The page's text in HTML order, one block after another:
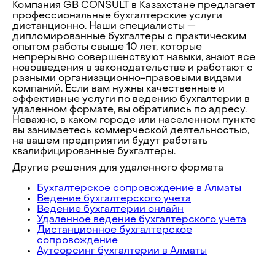
Компания GB CONSULT в Казахстане предлагает
профессиональные бухгалтерские услуги
дистанционно. Наши специалисты —
дипломированные бухгалтеры с практическим
опытом работы свыше 10 лет, которые
непрерывно совершенствуют навыки, знают все
нововведения в законодательстве и работают с
разными организационно-правовыми видами
компаний. Если вам нужны качественные и
эффективные услуги по ведению бухгалтерии в
удаленном формате, вы обратились по адресу.
Неважно, в каком городе или населенном пункте
вы занимаетесь коммерческой деятельностью,
на вашем предприятии будут работать
квалифицированные бухгалтеры.
Другие решения для удаленного формата
Бухгалтерское сопровождение в Алматы
Ведение бухгалтерского учета
Ведение бухгалтерии онлайн
Удаленное ведение бухгалтерского учета
Дистанционное бухгалтерское
сопровождение
Аутсорсинг бухгалтерии в Алматы